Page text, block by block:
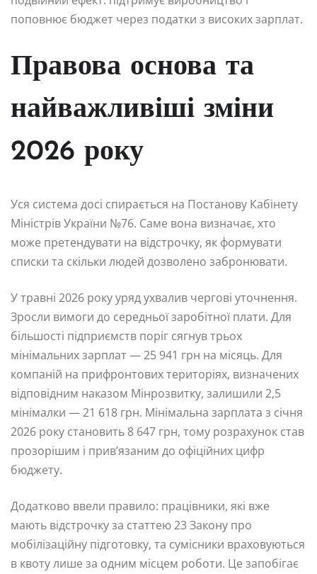
поповнює бюджет через податки з високих зарплат.
Правова основа та
найважливіші зміни
2026 року
Уся система досі спирається на Постанову Кабінету
Міністрів України №76. Саме вона визначає, хто
може претендувати на відстрочку, як формувати
списки та скільки людей дозволено забронювати.
У травні 2026 року уряд ухвалив чергові уточнення.
Зросли вимоги до середньої заробітної плати. Для
більшості підприємств поріг сягнув трьох
мінімальних зарплат — 25 941 грн на місяць. Для
компаній на прифронтових територіях, визначених
відповідним наказом Мінрозвитку, залишили 2,5
мінімалки — 21 618 грн. Мінімальна зарплата з січня
2026 року становить 8 647 грн, тому розрахунок став
прозорішим і прив’язаним до офіційних цифр
бюджету.
Додатково ввели правило: працівники, які вже
мають відстрочку за статтею 23 Закону про
мобілізаційну підготовку, та сумісники враховуються
в квоту лише за одним місцем роботи. Це запобігає